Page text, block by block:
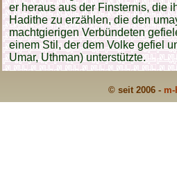
er heraus aus der Finsternis, die
Hadithe zu erzählen, die den
machtgierigen Verbündeten
einem Stil, der dem Volke gefiel
Umar, Uthman) unterstützte.
© seit 2006 -